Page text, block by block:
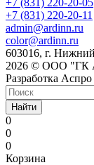
+7 (831) 220-20-11
admin@ardinn.ru
color@ardinn.ru
603016, г.
2026 © ООО "ГК
Разработка Аспро
Найти
0
0
0
Корзина